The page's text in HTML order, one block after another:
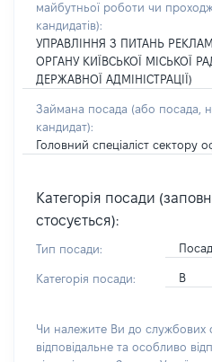
майбутньої роботи чи
кандидатів):
УПРАВЛІННЯ З ПИТАНЬ
ОРГАНУ КИЇВСЬКОЇ МІСЬКОЇ
ДЕРЖАВНОЇ АДМІНІСТРАЦІЇ)
Займана посада (або посада,
кандидат):
Головний спеціаліст сектору
Категорія посади
стосується):
Тип посади:
Категорія посади: В
Чи належите Ви до службових
відповідальне та особливо